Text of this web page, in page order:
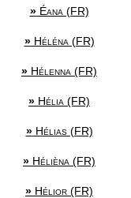
»Éana (FR)
»Héléna (FR)
» Hélenna (FR)
» Hélia (FR)
»Hélias (FR)
» Hélièna (FR)
» Hélior (FR)